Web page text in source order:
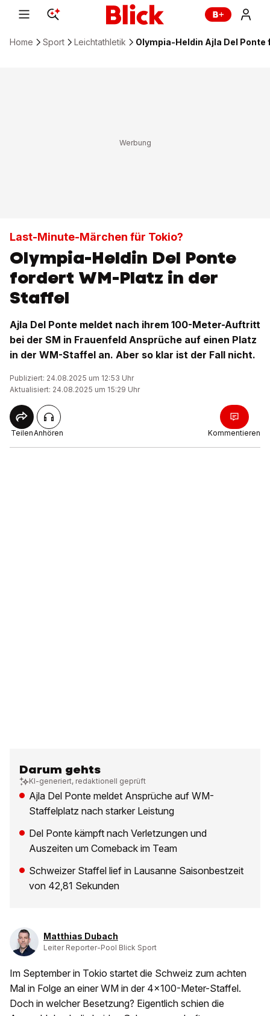
Home Sport Leichtathletik Olympia-Heldin Ajla Del
Last-Minute-Märchen für Tokio?
Olympia-Heldin Del Ponte
fordert WM-Platz in der
Staffel
Ajla Del Ponte meldet nach ihrem 100-Meter-Auftritt
bei der SM in Frauenfeld Ansprüche auf einen Platz
in der WM-Staffel an. Aber so klar ist der Fall nicht.
Publiziert: 24.08.2025 um 12:53 Uhr
Aktualisiert: 24.08.2025 um 15:29 Uhr
TeilenAnhören Kommentieren
Darum gehts
KI-generiert, redaktionell geprüft
Ajla Del Ponte meldet Ansprüche auf WM-
Staffelplatz nach starker Leistung
Del Ponte kämpft nach Verletzungen und
Auszeiten um Comeback im Team
Schweizer Staffel lief in Lausanne Saisonbestzeit
von 42,81 Sekunden
Matthias Dubach
Leiter Reporter-Pool Blick Sport
Im September in Tokio startet die Schweiz zum achten
Mal in Folge an einer WM in der 4x100-Meter-Staffel.
Doch in welcher Besetzung? Eigentlich schien die